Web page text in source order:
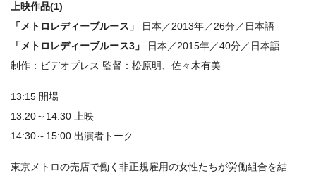
上映作品(1)
「メトロレディーブルース」
日本／2013年／26分／日本語
「メトロレディーブルース3」
日本／2015年／40分／日本語
制作：ビデオプレス 監督：松原明、佐々木有美
13:15 開場
13:20～14:30 上映
14:30～15:00 出演者トーク
東京メトロの売店で働く非正規雇用の女性たちが労働組合を結